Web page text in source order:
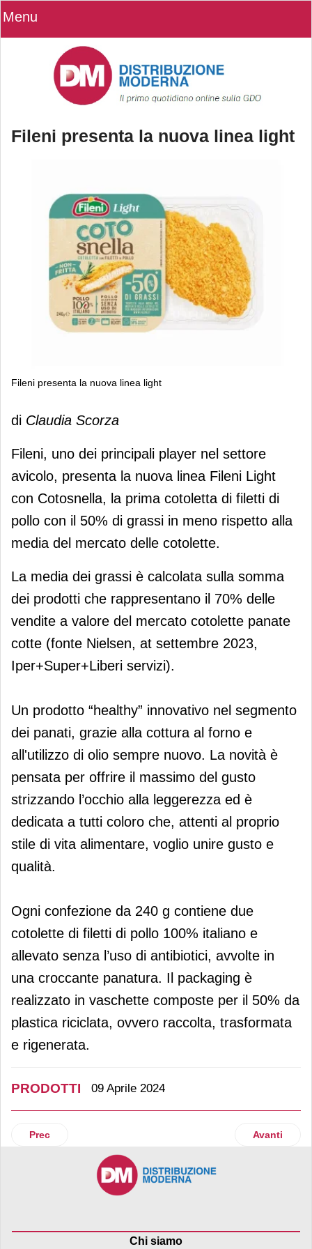
Menu
Fileni presenta la nuova linea light
Fileni presenta la nuova linea light
Fileni presenta la nuova linea light
di Claudia Scorza
Fileni, uno dei principali player nel settore
avicolo, presenta la nuova linea Fileni Light
con Cotosnella, la prima cotoletta di filetti di
pollo con il 50% di grassi in meno rispetto alla
media del mercato delle cotolette.
La media dei grassi è calcolata sulla somma
dei prodotti che rappresentano il 70% delle
vendite a valore del mercato cotolette panate
cotte (fonte Nielsen, at settembre 2023,
Iper+Super+Liberi servizi).
Un prodotto “healthy” innovativo nel segmento
dei panati, grazie alla cottura al forno e
all'utilizzo di olio sempre nuovo. La novità è
pensata per offrire il massimo del gusto
strizzando l’occhio alla leggerezza ed è
dedicata a tutti coloro che, attenti al proprio
stile di vita alimentare, voglio unire gusto e
qualità.
Ogni confezione da 240 g contiene due
cotolette di filetti di pollo 100% italiano e
allevato senza l’uso di antibiotici, avvolte in
una croccante panatura. Il packaging è
realizzato in vaschette composte per il 50% da
plastica riciclata, ovvero raccolta, trasformata
e rigenerata.
PRODOTTI 09 Aprile 2024
Articolo precedente: Céréal lancia i panini senza glutine
Prec Articolo
Avanti
Chi siamo